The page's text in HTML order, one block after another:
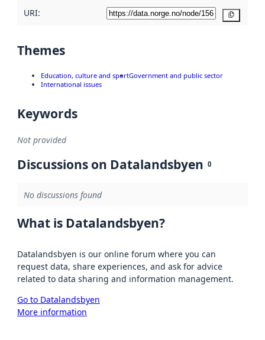
URI:
Themes
Education, culture and sportGovernment and public sector
International issues
Keywords
Not provided
Discussions on Datalandsbyen 0
No discussions found
What is Datalandsbyen?
Datalandsbyen is our online forum where you can
request data, share experiences, and ask for advice
related to data sharing and information management.
Go to Datalandsbyen
More information